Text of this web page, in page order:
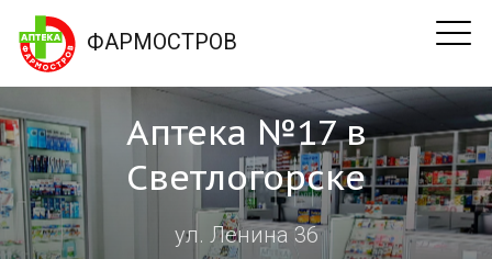
ФАРМОСТРОВ
Аптека №17 в
Светлогорске
ул. Ленина 36